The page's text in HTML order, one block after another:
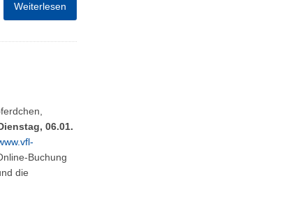
Weiterlesen
06.01.
Buchung
die